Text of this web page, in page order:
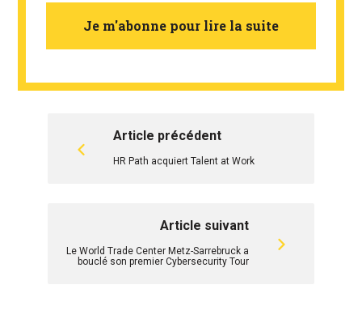
Je m'abonne pour lire la suite
Article précédent
HR Path acquiert Talent at Work
Article suivant
Le World Trade Center Metz-Sarrebruck a
bouclé son premier Cybersecurity Tour